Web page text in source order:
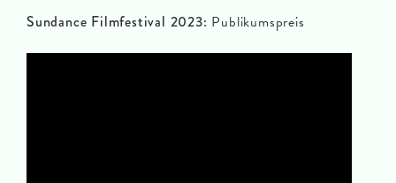
Sundance Filmfestival 2023: Publikumspreis